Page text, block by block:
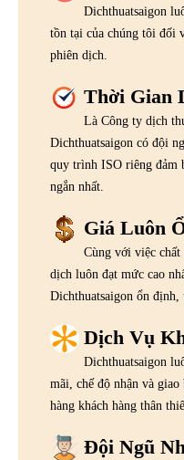
Dichthuatsaigon
tồn tại của chúng tôi đối
phiên dịch.
Thời Gian
Là Công ty dịch
Dichthuatsaigon có đội
quy trình ISO riêng đảm
ngắn nhất.
Giá Luôn
Cùng với việc
dịch luôn đạt mức cao
Dichthuatsaigon ổn định,
Dịch Vụ
Dichthuatsaigon
mãi, chế độ nhận và
hàng khách hàng thân
Đội Ngũ